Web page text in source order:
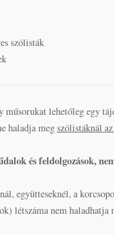
szólisták
műsorukat lehetőleg egy
haladja meg szólistáknál
és feldolgozások,
együtteseknél, a
létszáma nem haladhatja